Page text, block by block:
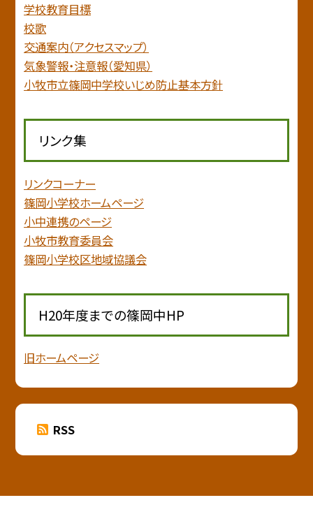
学校教育目標
校歌
交通案内（アクセスマップ）
気象警報・注意報（愛知県）
小牧市立篠岡中学校いじめ防止基本方針
リンク集
リンクコーナー
篠岡小学校ホームページ
小中連携のページ
小牧市教育委員会
篠岡小学校区地域協議会
H20年度までの篠岡中HP
旧ホームページ
RSS